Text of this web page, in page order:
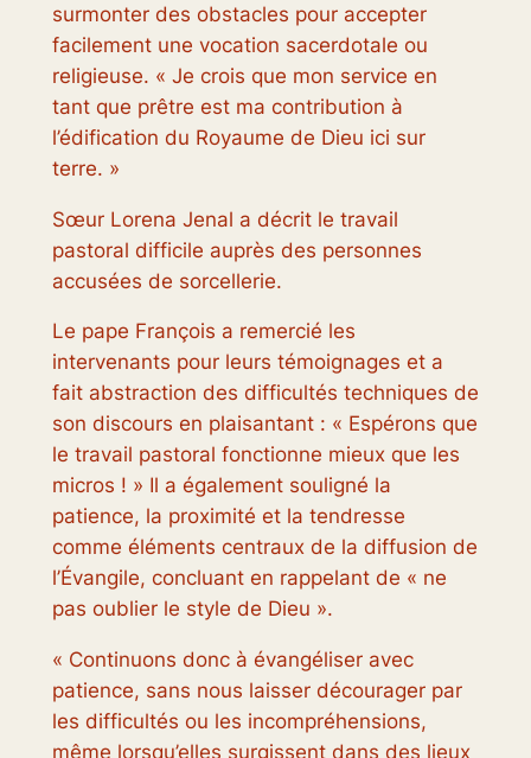
surmonter des obstacles pour accepter
facilement une vocation sacerdotale ou
religieuse. « Je crois que mon service en
tant que prêtre est ma contribution à
l’édification du Royaume de Dieu ici sur
terre. »
Sœur Lorena Jenal a décrit le travail
pastoral difficile auprès des personnes
accusées de sorcellerie.
Le pape François a remercié les
intervenants pour leurs témoignages et a
fait abstraction des difficultés techniques de
son discours en plaisantant : « Espérons que
le travail pastoral fonctionne mieux que les
micros ! » Il a également souligné la
patience, la proximité et la tendresse
comme éléments centraux de la diffusion de
l’Évangile, concluant en rappelant de « ne
pas oublier le style de Dieu ».
« Continuons donc à évangéliser avec
patience, sans nous laisser décourager par
les difficultés ou les incompréhensions,
même lorsqu’elles surgissent dans des lieux